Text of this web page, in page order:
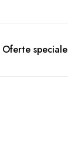
Oferte speciale